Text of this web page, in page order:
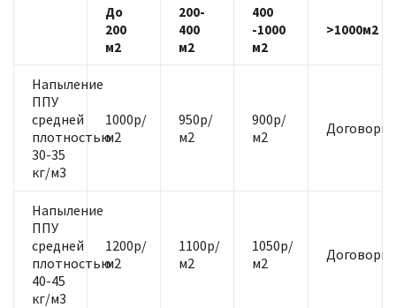
До
200
м2
200-
400
м2
400
-1000
м2
>1000м2
Напыление
ППУ
средней
плотностью
30-35
кг/м3
1000р/
м2
950р/
м2
900р/
м2
Напыление
ППУ
средней
плотностью
40-45
кг/м3
1200р/
м2
1100р/
м2
1050р/
м2